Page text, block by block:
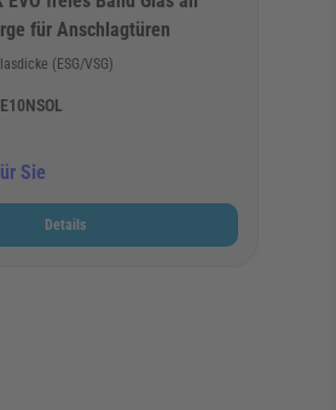
für Anschlagtüren
(ESG/VSG)
Sie
Details